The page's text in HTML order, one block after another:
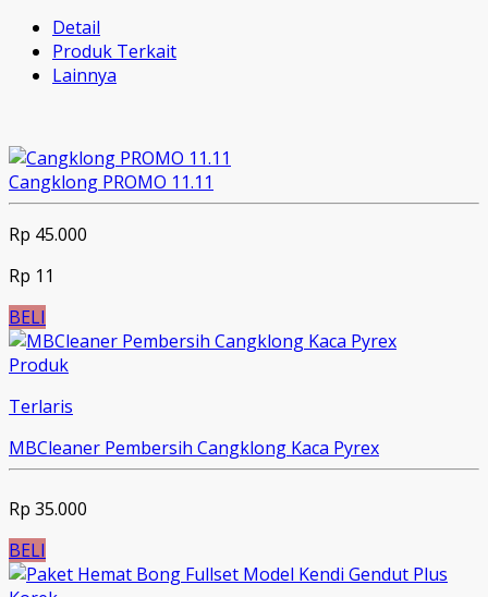
Detail
Produk Terkait
Lainnya
Cangklong PROMO 11.11
Rp 45.000
Rp 11
BELI
Produk
Terlaris
MBCleaner Pembersih Cangklong Kaca Pyrex
Rp 35.000
BELI